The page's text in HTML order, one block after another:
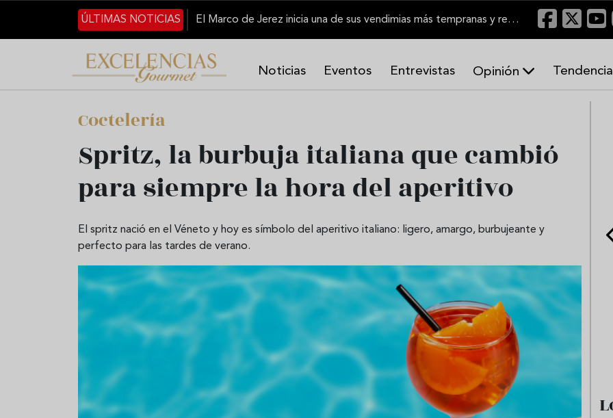
Pasar al contenido principal
ÚLTIMAS NOTICIAS
El Marco de Jerez inicia una de sus vendimias más tempranas y recupera producción
Noticias Eventos Entrevistas Opinión
n
í
s
Coctelería
Spritz, la burbuja italiana que cambió
para siempre la hora del aperitivo
El spritz nació en el Véneto y hoy es símbolo del aperitivo italiano: ligero, amargo, burbujeante y
perfecto para las tardes de verano.
Aceitunas: el aperitivo estrella
del verano
Sopa fría de sandía: el plato
que querrás repetir todo el
verano
Cinco cremas frías de verduras
que querrás repetir todo agosto